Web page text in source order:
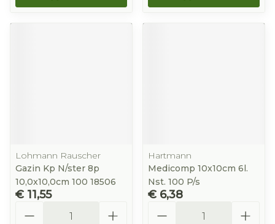
Lohmann Rauscher
Gazin Kp N/ster 8p
10,0x10,0cm 100 18506
€ 11,55
Hartmann
Medicomp 10x10cm 6l.
Nst. 100 P/s
€ 6,38